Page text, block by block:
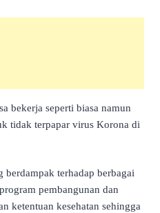
bekerja seperti biasa namun
tidak terpapar virus Korona di
berdampak terhadap berbagai
pembangunan dan
ketentuan kesehatan sehingga